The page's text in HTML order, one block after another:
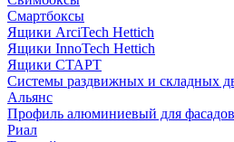
Смартбоксы
Ящики ArciTech Hettich
Ящики InnoTech Hettich
Ящики СТАРТ
Системы раздвижных и складных
Альянс
Профиль алюминиевый для фасадов
Риал